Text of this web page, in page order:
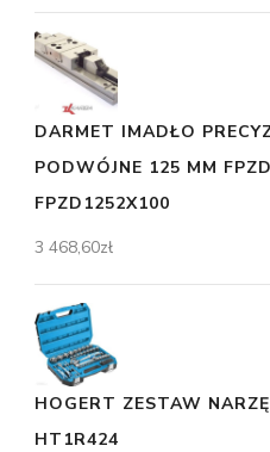
DARMET IMADŁO
PODWÓJNE 125 MM
FPZD1252X100
3 468,60zł
HOGERT ZESTAW
HT1R424